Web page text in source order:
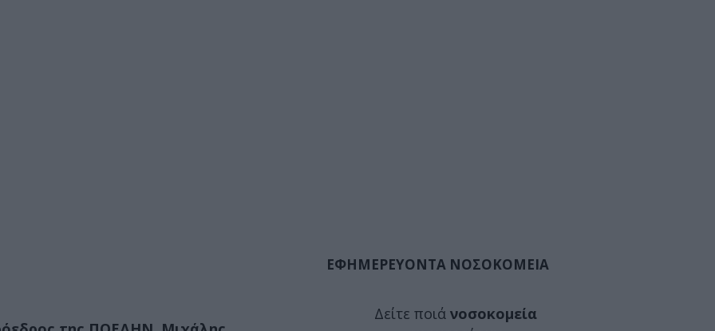
ΕΦΗΜΕΡΕΥΟΝΤΑ ΝΟΣΟΚΟΜΕΙΑ
Δείτε ποιά νοσοκομεία